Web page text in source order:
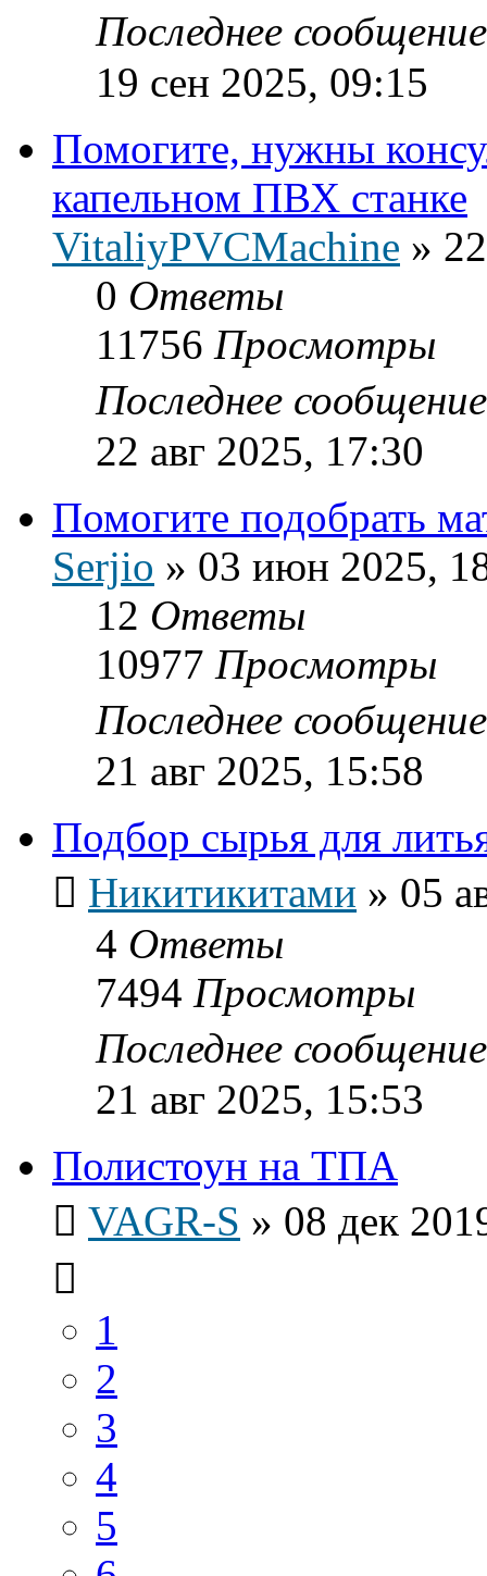
Последнее
19 сен 2025, 09:15
Помогите, нужны
капельном ПВХ станке
VitaliyPVCMachine »
0 Ответы
11756 Просмотры
Последнее
22 авг 2025, 17:30
Помогите подобрать
Serjio » 03 июн 2025,
12 Ответы
10977 Просмотры
Последнее
21 авг 2025, 15:58
Подбор сырья для
Никитикитами » 05
4 Ответы
7494 Просмотры
Последнее
21 авг 2025, 15:53
Полистоун на ТПА
VAGR-S » 08 дек
1
2
3
4
5